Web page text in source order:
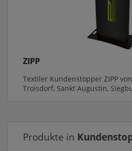
ZIPP
Textiler Kundenstopper ZIPP von
Troisdorf, Sankt Augustin,
Produkte in